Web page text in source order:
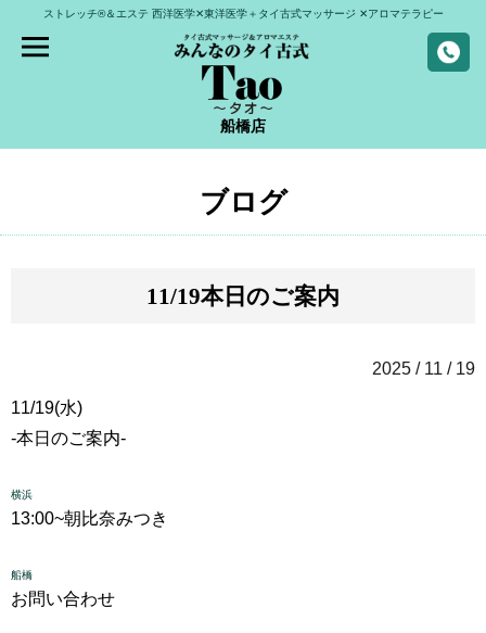
ストレッチ®＆エステ 西洋医学✕東洋医学＋タイ古式マッサージ ✕アロマテラピー
船橋店
ブログ
11/19本日のご案内
2025 / 11 / 19
11/19(水)
-本日のご案内-
横浜
13:00~朝比奈みつき
船橋
お問い合わせ